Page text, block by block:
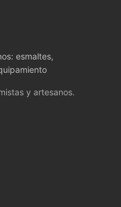
ACCESSO
esmaltes,
y artesanos.